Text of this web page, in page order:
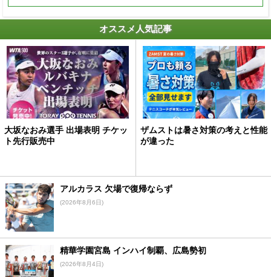
オススメ人気記事
大坂なおみ選手 出場表明 チケッ
ト先行販売中
ザムストは暑さ対策の考えと性能
が違った
アルカラス 欠場で復帰ならず
(2026年8月6日)
精華学園宮島 インハイ制覇、広島勢初
(2026年8月4日)